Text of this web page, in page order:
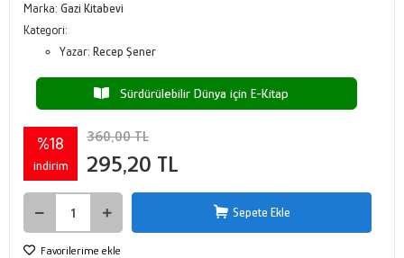
Marka: Gazi Kitabevi
Kategori:
Yazar: Recep Şener
Sürdürülebilir Dünya için E-Kitap
%18
indirim
360,00 TL
295,20 TL
Sepete Ekle
Favorilerime ekle